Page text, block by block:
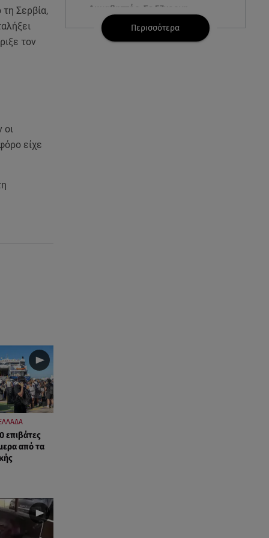
Λυκαβηττός: Σε 57χρονη
γυναίκα ανήκει η σορός που
βρέθηκε σε σπηλιά
Περισσότερα
Σερβία,
τον
οι
είχε
επιβάτες
από τα